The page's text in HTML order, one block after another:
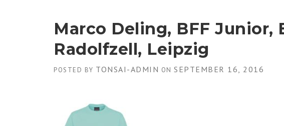
Marco Deling, BFF Junior,
Radolfzell, Leipzig
POSTED BY TONSAI-ADMIN ON SEPTEMBER 16, 2016